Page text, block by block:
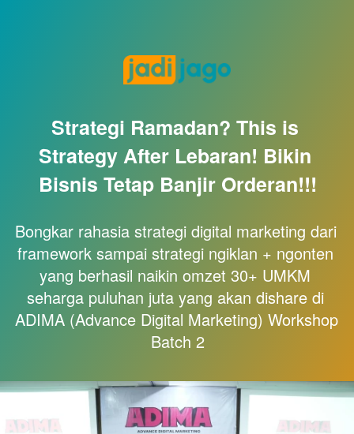
Strategi Ramadan? This is
Strategy After Lebaran! Bikin
Bisnis Tetap Banjir Orderan!!!
Bongkar rahasia strategi digital marketing dari
framework sampai strategi ngiklan + ngonten
yang berhasil naikin omzet 30+ UMKM
seharga puluhan juta yang akan dishare di
ADIMA (Advance Digital Marketing) Workshop
Batch 2